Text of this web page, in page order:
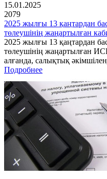
15.01.2025
2079
2025 жылғы 13 қаңтардан
төлеушінің жаңартылған
2025 жылғы 13 қаңтардан
төлеушінің жаңартылған
алғанда, салықтық
Подробнее